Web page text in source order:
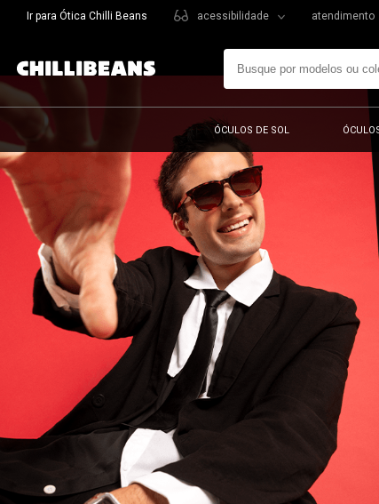
Ir para Ótica Chilli Beans acessibilidade atendimento
ÓCULOS DE SOL